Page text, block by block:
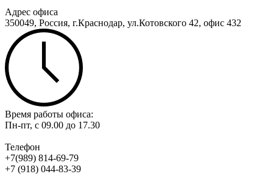
Адрес офиса
350049, Россия, г.Краснодар, ул.Котовского 42, офис 432
Время работы офиса:
Пн-пт, с 09.00 до 17.30
Телефон
+7(989) 814-69-79
+7 (918) 044-83-39